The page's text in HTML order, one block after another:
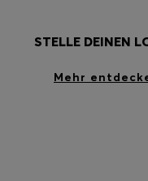
STELLE DEINEN
Mehr